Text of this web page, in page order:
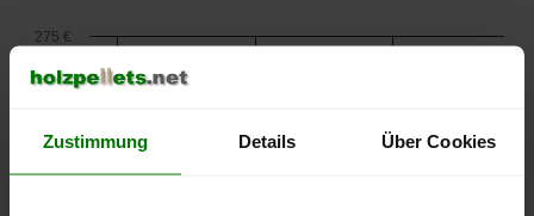
Zustimmung Details Über Cookies
2025
275 €
Die aktuelle Preisentwicklung für Holzpellets in Österreich
können Sie jederzeit auf unserer